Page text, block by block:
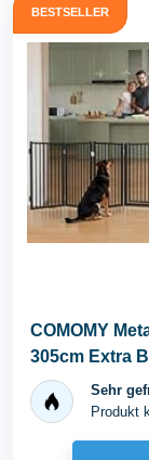
BESTSELLER
COMOMY
305cm Extra
81cm...
Sehr
Produkt